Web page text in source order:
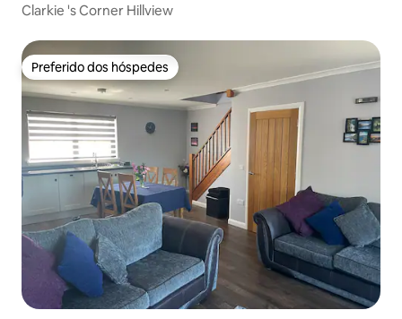
Clarkie 's Corner Hillview
Preferido dos hóspedes
Preferido dos hóspedes